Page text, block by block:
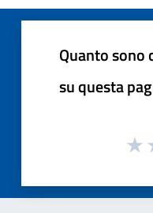
Quanto sono
su questa